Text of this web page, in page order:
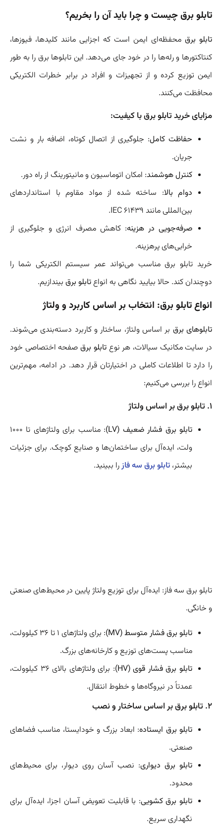
تابلو برق چیست و چرا باید آن را بخریم؟
تابلو برق محفظه‌ای ایمن است که اجزایی مانند کلیدها، فیوزها،
کنتاکتورها و رله‌ها را در خود جای می‌دهد. این تابلوها برق را به طور
ایمن توزیع کرده و از تجهیزات و افراد در برابر خطرات الکتریکی
محافظت می‌کنند.
مزایای خرید تابلو برق با کیفیت:
حفاظت کامل: جلوگیری از اتصال کوتاه، اضافه بار و نشت
جریان.
کنترل هوشمند: امکان اتوماسیون و مانیتورینگ از راه دور.
دوام بالا: ساخته شده از مواد مقاوم با استانداردهای
بین‌المللی مانند IEC 61439.
صرفه‌جویی در هزینه: کاهش مصرف انرژی و جلوگیری از
خرابی‌های پرهزینه.
خرید تابلو برق مناسب می‌تواند عمر سیستم الکتریکی شما را
دوچندان کند. حالا بیایید نگاهی به انواعتابلو برق بیندازیم.
انواع تابلو برق: انتخاب بر اساس کاربرد و ولتاژ
تابلوهای برق بر اساس ولتاژ، ساختار و کاربرد دسته‌بندی می‌شوند.
در سایت مکانیک سیالات، هر نوعتابلو برقصفحه اختصاصی خود
را دارد تا اطلاعات کاملی در اختیارتان قرار دهد. در ادامه، مهم‌ترین
انواع را بررسی می‌کنیم:
1. تابلو برق بر اساس ولتاژ
تابلو برق فشار ضعیف (LV)
: مناسب برای ولتاژهای تا ۱۰۰۰
ولت، ایده‌آل برای ساختمان‌ها و صنایع کوچک. برای جزئیات
بیشتر، تابلو برق سه فازرا ببینید.
تابلو برق سه فاز: ایده‌آل برای توزیع ولتاژ پایین در محیط‌های صنعتی
و خانگی.
تابلو برق فشار متوسط (MV)
: برای ولتاژهای ۱ تا ۳۶ کیلوولت،
مناسب پست‌های توزیع و کارخانه‌های بزرگ.
تابلو برق فشار قوی (HV)
: برای ولتاژهای بالای ۳۶ کیلوولت،
عمدتاً در نیروگاه‌ها و خطوط انتقال.
2. تابلو برق بر اساس ساختار و نصب
تابلو برق ایستاده: ابعاد بزرگ و خودایستا، مناسب فضاهای
صنعتی.
تابلو برق دیواری: نصب آسان روی دیوار، برای محیط‌های
محدود.
تابلو برق کشویی: با قابلیت تعویض آسان اجزا، ایده‌آل برای
نگهداری سریع.